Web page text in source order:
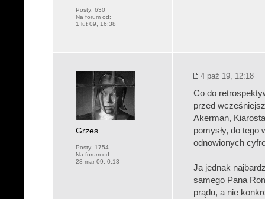
Posty: 630
Na forum od:
1 lut 09, 16:38
Grzes
Posty: 1754
Na forum od:
28 mar 09, 0:13
4 paź 19, 12:18
Co do
przed
Akerman,
pomysły, do
odnowionych
Ja jednak
samego Pana
prądu, a nie